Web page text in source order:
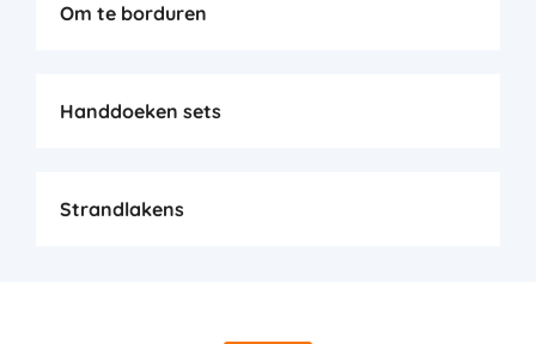
Om te borduren
Handdoeken sets
Strandlakens